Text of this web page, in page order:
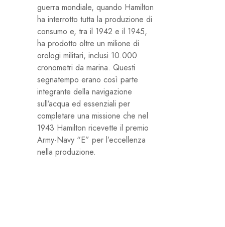
guerra mondiale, quando Hamilton
ha interrotto tutta la produzione di
consumo e, tra il 1942 e il 1945,
ha prodotto oltre un milione di
orologi militari, inclusi 10.000
cronometri da marina. Questi
segnatempo erano così parte
integrante della navigazione
sull’acqua ed essenziali per
completare una missione che nel
1943 Hamilton ricevette il premio
Army-Navy “E” per l’eccellenza
nella produzione.